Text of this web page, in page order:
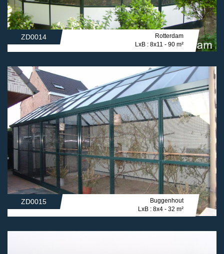
ZD0014
Rotterdam
LxB : 8x11 - 90 m²
ZD0015
Buggenhout
LxB : 8x4 - 32 m²